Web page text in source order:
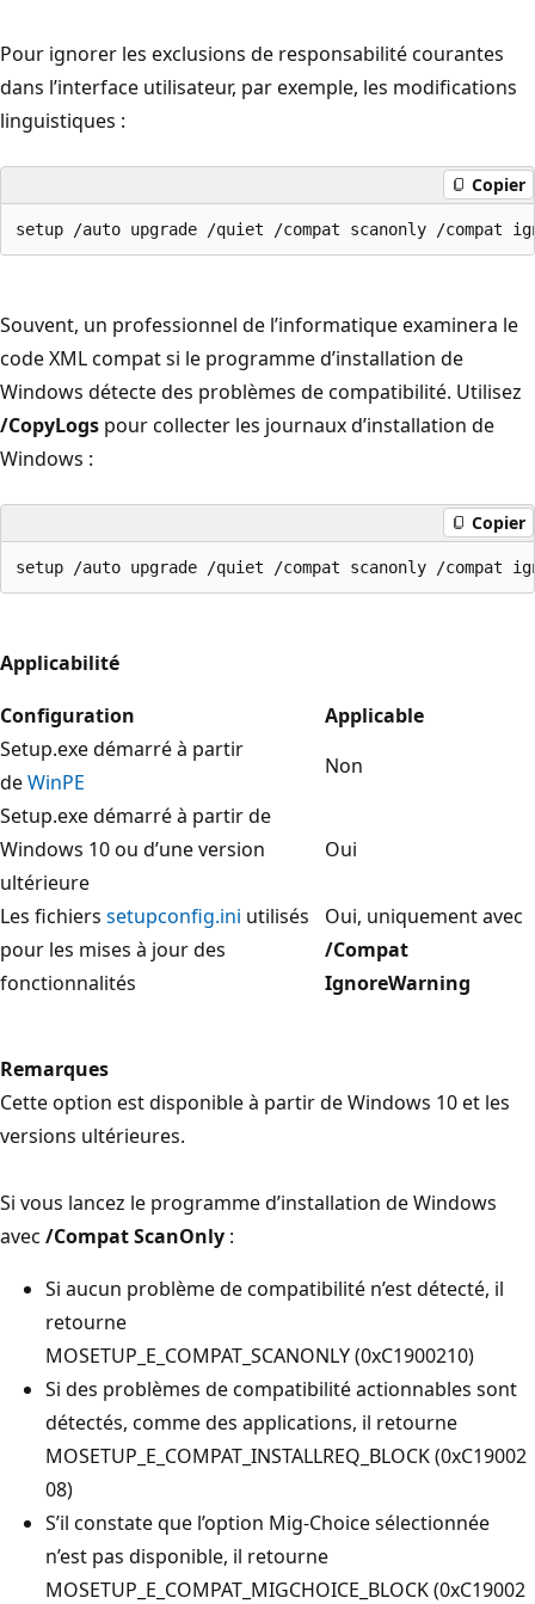
Pour ignorer les exclusions de responsabilité courantes
dans l’interface utilisateur, par exemple, les modifications
linguistiques :
Copier
Souvent, un professionnel de l’informatique examinera le
code XML compat si le programme d’installation de
Windows détecte des problèmes de compatibilité. Utilisez
/CopyLogs pour collecter les journaux d’installation de
Windows :
Copier
Applicabilité
Configuration
Applicable
Setup.exe démarré à partir
deWinPE
Non
Setup.exe démarré à partir de
Windows 10 ou d’une version
ultérieure
Oui
Les fichiers setupconfig.ini utilisés
pour les mises à jour des
fonctionnalités
Oui, uniquement avec
/Compat
IgnoreWarning
Remarques
Cette option est disponible à partir de Windows 10 et les
versions ultérieures.
Si vous lancez le programme d’installation de Windows
avec /Compat ScanOnly :
Si aucun problème de compatibilité n’est détecté, il
retourne
MOSETUP_E_COMPAT_SCANONLY (0xC1900210)
Si des problèmes de compatibilité actionnables sont
détectés, comme des applications, il retourne
MOSETUP_E_COMPAT_INSTALLREQ_BLOCK (0xC19002
08)
S’il constate que l’option Mig-Choice sélectionnée
n’est pas disponible, il retourne
MOSETUP_E_COMPAT_MIGCHOICE_BLOCK (0xC19002